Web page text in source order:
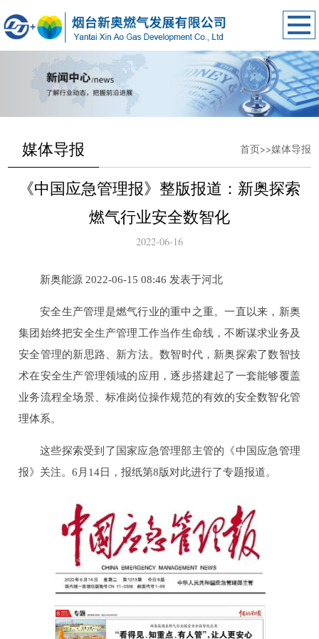
媒体导报 首页>>媒体导报
《中国应急管理报》整版报道：新奥探索
燃气行业安全数智化
2022-06-16
新奥能源 2022-06-15 08:46 发表于河北
安全生产管理是燃气行业的重中之重。一直以来，新奥
集团始终把安全生产管理工作当作生命线，不断谋求业务及
安全管理的新思路、新方法。数智时代，新奥探索了数智技
术在安全生产管理领域的应用，逐步搭建起了一套能够覆盖
业务流程全场景、标准岗位操作规范的有效的安全数智化管
理体系。
这些探索受到了国家应急管理部主管的《中国应急管理
报》关注。6月14日，报纸第8版对此进行了专题报道。